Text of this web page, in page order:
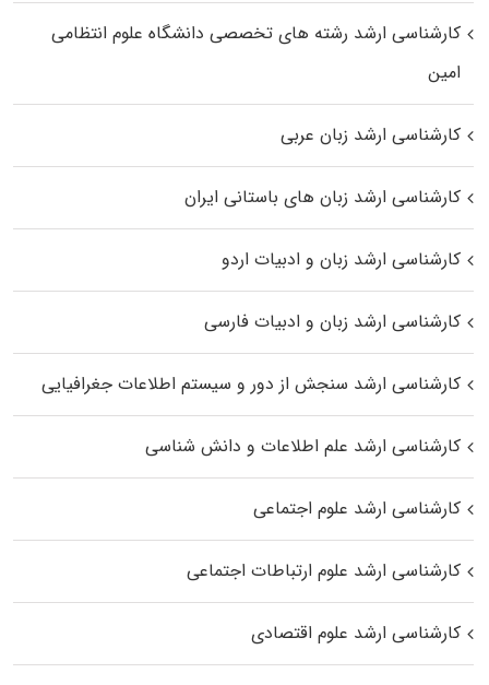
کارشناسی ارشد رﺷﺘﻪ ﻫﺎی تخصصی داﻧﺸﮕﺎه ﻋﻠﻮم انتظامی
اﻣﻴﻦ
کارشناسی ارشد زبان عربی
کارشناسی ارشد زبان‌ های باستانی ایران
کارشناسی ارشد زبان و ادبیات اردو
کارشناسی ارشد زبان و ادبیات فارسی
کارشناسی ارشد سنجش از دور و سیستم اطلاعات جغرافیایی
کارشناسی ارشد علم اطلاعات و دانش شناسی
کارشناسی ارشد علوم اجتماعی
کارشناسی ارشد علوم ارتباطات اجتماعی
کارشناسی ارشد علوم اقتصادی